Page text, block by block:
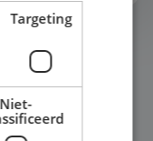
Targeting
Niet-